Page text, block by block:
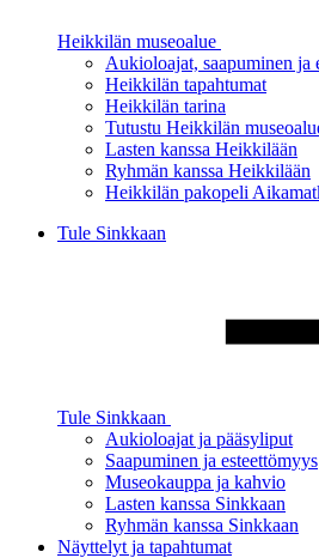
Heikkilän museoalue
Aukioloajat, saapuminen ja
Heikkilän tapahtumat
Heikkilän tarina
Tutustu Heikkilän
Lasten kanssa Heikkilään
Ryhmän kanssa Heikkilään
Heikkilän pakopeli
Tule Sinkkaan
Tule Sinkkaan
Aukioloajat ja pääsyliput
Saapuminen ja esteettömyys
Museokauppa ja kahvio
Lasten kanssa Sinkkaan
Ryhmän kanssa Sinkkaan
Näyttelyt ja tapahtumat